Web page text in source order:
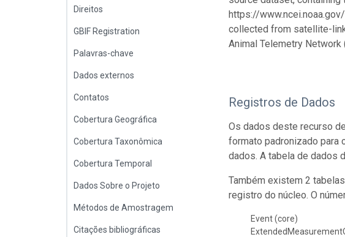
Direitos
GBIF Registration
Palavras-chave
Dados externos
Contatos
Cobertura Geográfica
Cobertura Taxonômica
Cobertura Temporal
Dados Sobre o Projeto
Métodos de Amostragem
Citações bibliográficas
https://
collected from satellite-
Animal Telemetry
Registros de Dados
Os dados deste recurso
formato padronizado para
dados. A tabela de dados
Também existem 2
registro do núcleo. O
Event (core)